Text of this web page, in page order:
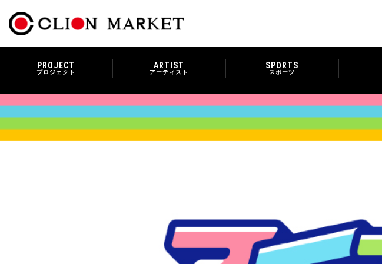
PROJECT
プロジェクト
ARTIST
アーティスト
SPORTS
スポーツ